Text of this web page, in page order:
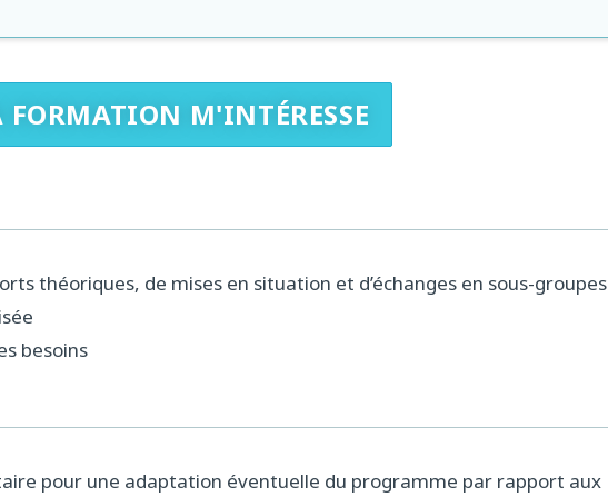
FORMATION M'INTÉRESSE
théoriques, de mises en situation et d’échanges en sous-groupes
besoins
pour une adaptation éventuelle du programme par rapport aux